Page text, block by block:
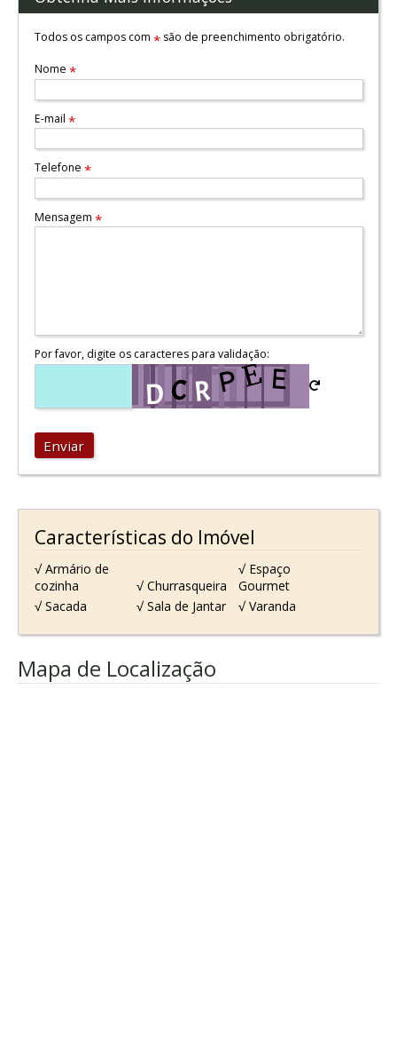
Todos os campos com *são de preenchimento obrigatório.
Nome *
E-mail *
Telefone *
Mensagem *
Por favor, digite os caracteres para validação:
Enviar
Características do Imóvel
√ Armário de
cozinha
√ Churrasqueira
√ Espaço
Gourmet
√ Sacada
√ Sala de Jantar √ Varanda
Mapa de Localização